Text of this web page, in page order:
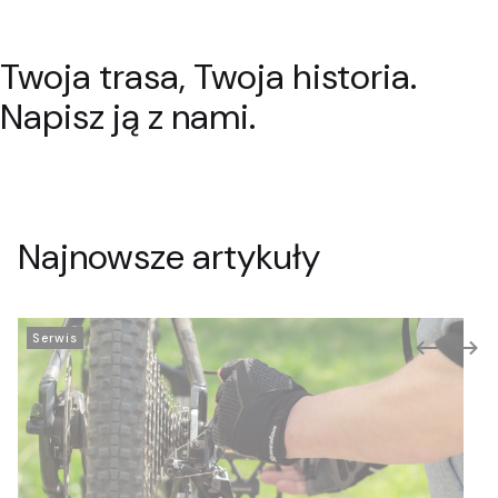
Twoja trasa, Twoja historia.
Napisz ją z nami.
Rowery szosowe
Pokaż
Rowery trekingowe
Pokaż
Najnowsze artykuły
Serwis